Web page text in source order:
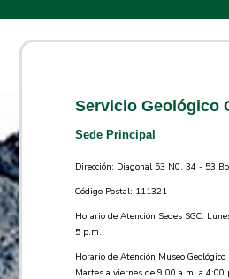
Servicio Geológico
Sede Principal
Dirección: Diagonal 53 N0. 34 - 53
Código Postal: 111321
Horario de Atención Sedes SGC:
5 p.m.
Horario de Atención Museo Geológico
Martes a viernes de 9:00 a.m. a